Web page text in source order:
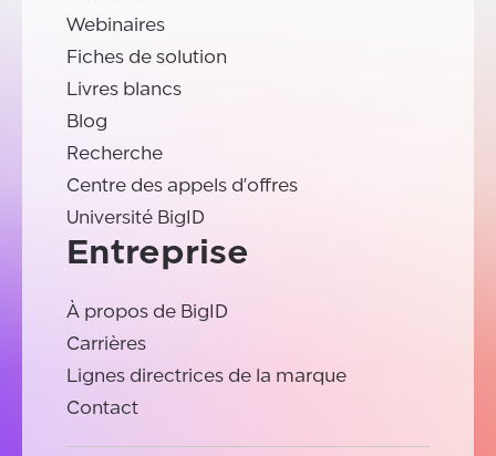
Webinaires
Fiches de solution
Livres blancs
Blog
Recherche
Centre des appels d'offres
Université BigID
Entreprise
À propos de BigID
Carrières
Lignes directrices de la marque
Contact